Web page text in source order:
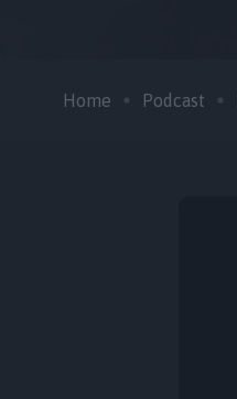
Home Podcast